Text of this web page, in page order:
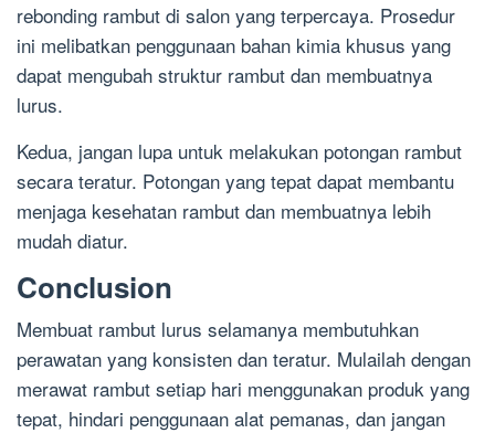
rebonding rambut di salon yang terpercaya. Prosedur
ini melibatkan penggunaan bahan kimia khusus yang
dapat mengubah struktur rambut dan membuatnya
lurus.
Kedua, jangan lupa untuk melakukan potongan rambut
secara teratur. Potongan yang tepat dapat membantu
menjaga kesehatan rambut dan membuatnya lebih
mudah diatur.
Conclusion
Membuat rambut lurus selamanya membutuhkan
perawatan yang konsisten dan teratur. Mulailah dengan
merawat rambut setiap hari menggunakan produk yang
tepat, hindari penggunaan alat pemanas, dan jangan